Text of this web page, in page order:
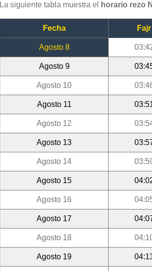
La siguiente tabla muestra el horario rezo
Fecha Fajr
Agosto 8
Agosto 9
Agosto 10
Agosto 11
Agosto 12
Agosto 13
Agosto 14
Agosto 15
Agosto 16
Agosto 17
Agosto 18
Agosto 19